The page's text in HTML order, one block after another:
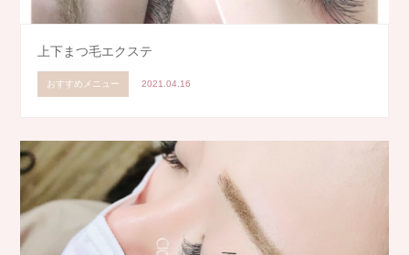
上下まつ毛エクステ
おすすめメニュー 2021.04.16